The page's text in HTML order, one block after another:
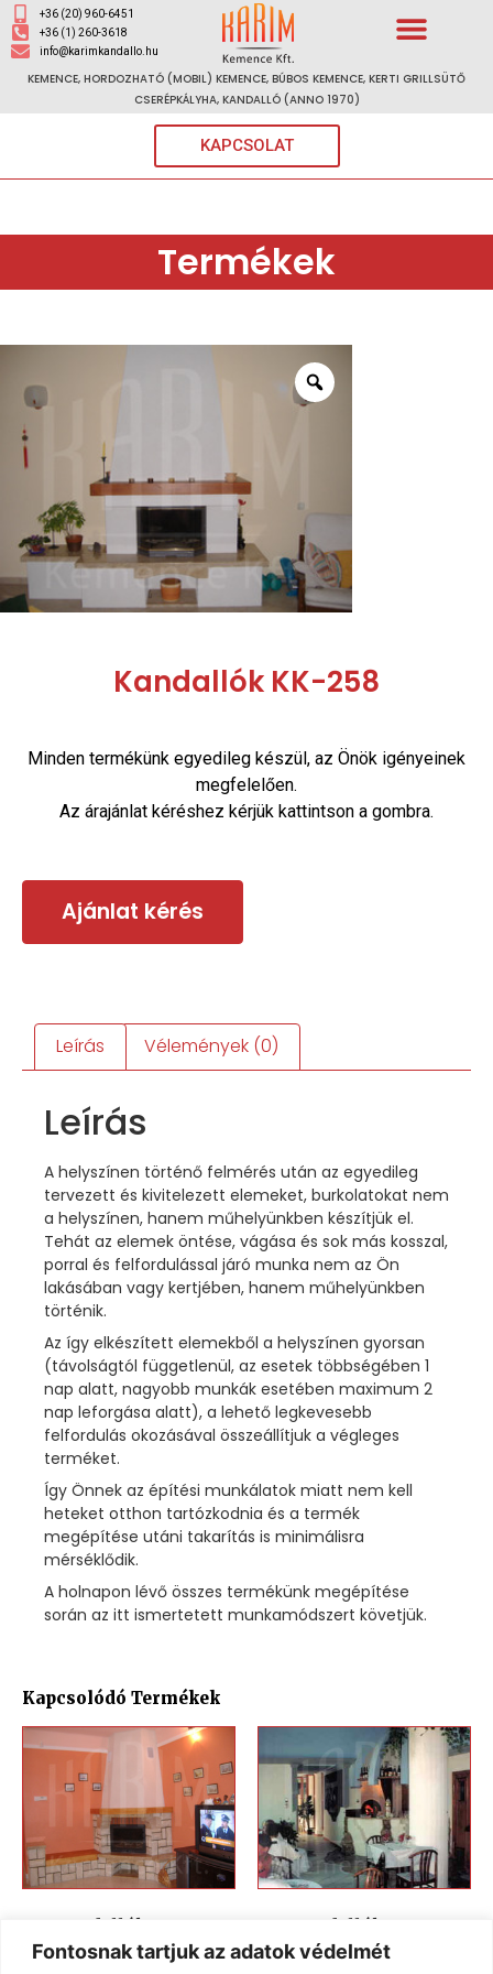
Fontosnak tartjuk az adatok védelmét
+36 (20) 960-6451
+36 (1) 260-3618
info@karimkandallo.hu
KEMENCE, HORDOZHATÓ (MOBIL) KEMENCE, BÚBOS KEMENCE, KERTI GRILLSÜTŐ
CSERÉPKÁLYHA, KANDALLÓ (ANNO 1970)
KAPCSOLAT
Termékek
Kandallók KK-258
Minden termékünk egyedileg készül, az Önök igényeinek
megfelelően.
Az árajánlat kéréshez kérjük kattintson a gombra.
Ajánlat kérés
Leírás Vélemények (0)
Leírás
A helyszínen történő felmérés után az egyedileg
tervezett és kivitelezett elemeket, burkolatokat nem
a helyszínen, hanem műhelyünkben készítjük el.
Tehát az elemek öntése, vágása és sok más kosszal,
porral és felfordulással járó munka nem az Ön
lakásában vagy kertjében, hanem műhelyünkben
történik.
Az így elkészített elemekből a helyszínen gyorsan
(távolságtól függetlenül, az esetek többségében 1
nap alatt, nagyobb munkák esetében maximum 2
nap leforgása alatt), a lehető legkevesebb
felfordulás okozásával összeállítjuk a végleges
terméket.
Így Önnek az építési munkálatok miatt nem kell
heteket otthon tartózkodnia és a termék
megépítése utáni takarítás is minimálisra
mérséklődik.
A holnapon lévő összes termékünk megépítése
során az itt ismertetett munkamódszert követjük.
Kapcsolódó Termékek
Kandallók KK-41 Kandallók KK-10